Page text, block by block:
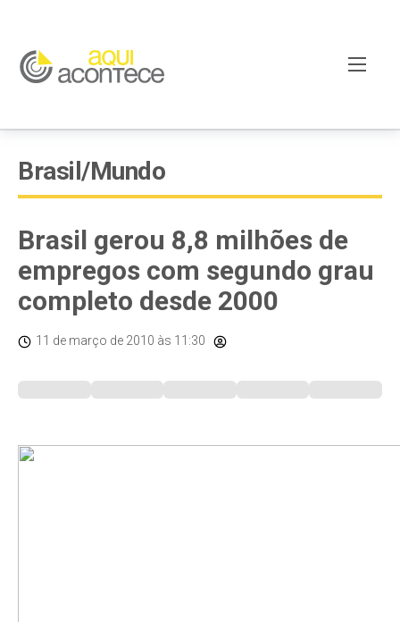
Brasil/Mundo
Brasil gerou 8,8 milhões de
empregos com segundo grau
completo desde 2000
11 de março de 2010 às 11:30